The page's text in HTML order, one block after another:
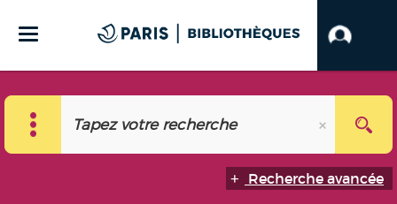
Recherche avancée